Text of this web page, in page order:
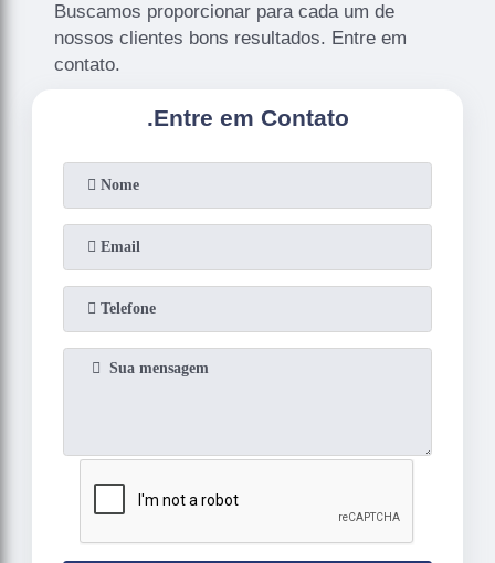
Buscamos proporcionar para cada um de
nossos clientes bons resultados. Entre em
contato.
.Entre em Contato